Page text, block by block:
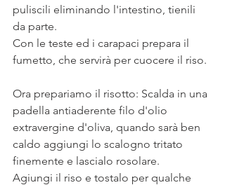
puliscili eliminando l'intestino, tienili
da parte.
Con le teste ed i carapaci prepara il
fumetto, che servirà per cuocere il riso.
Ora prepariamo il risotto: Scalda in una
padella antiaderente filo d'olio
extravergine d'oliva, quando sarà ben
caldo aggiungi lo scalogno tritato
finemente e lascialo rosolare.
Agiungi il riso e tostalo per qualche